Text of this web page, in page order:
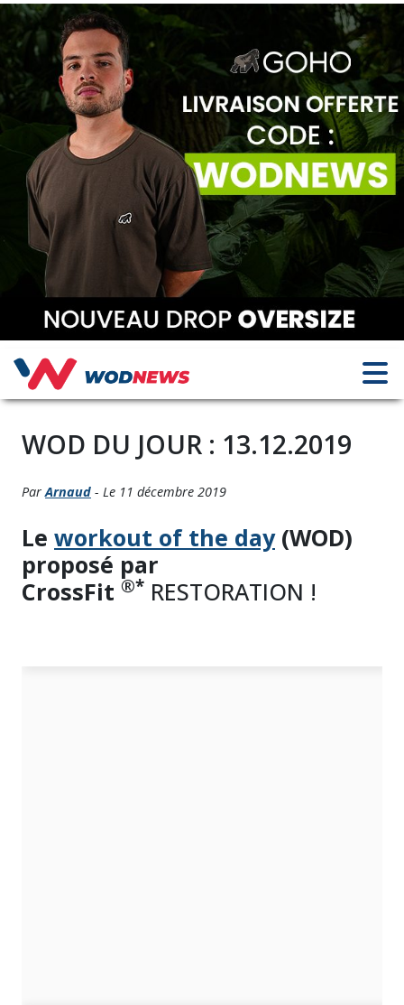
WOD DU JOUR : 13.12.2019
ParArnaud - Le 11 décembre 2019
Le workout of the day(WOD)
proposé par
CrossFit ®* RESTORATION !